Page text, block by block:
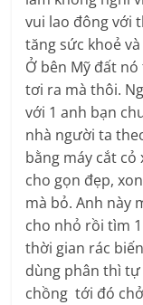
vui lao đông với
tăng sức khoẻ
Ở bên Mỹ đất
tơi ra mà thôi.
với 1 anh bạn
nhà người ta
bằng máy cắt cỏ
cho gọn đẹp,
mà bỏ. Anh này
cho nhỏ rồi tìm
thời gian rác
dùng phân thì tự
chồng tới đó